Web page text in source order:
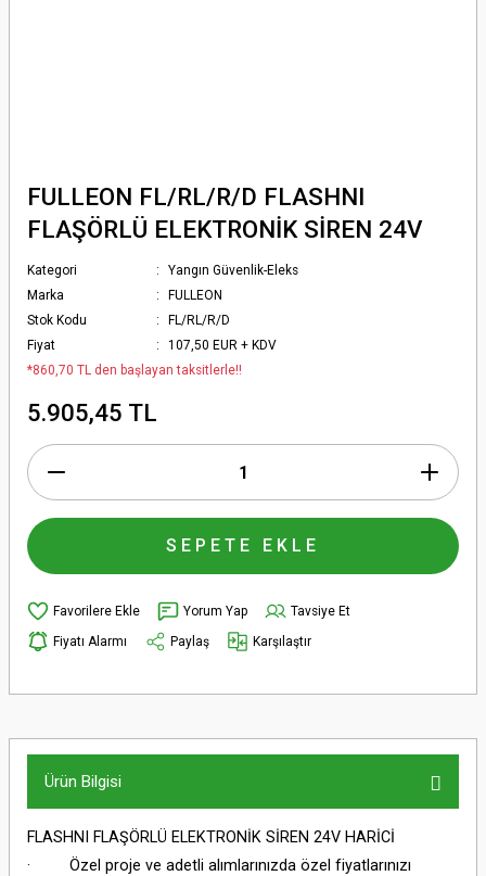
FULLEON FL/RL/R/D FLASHNI
FLAŞÖRLÜ ELEKTRONİK SİREN 24V
Kategori
Yangın Güvenlik-Eleks
Marka
FULLEON
Stok Kodu
FL/RL/R/D
Fiyat
107,50 EUR + KDV
*860,70 TL den başlayan taksitlerle!!
5.905,45 TL
SEPETE EKLE
Yorum Yap
Tavsiye Et
Fiyatı Alarmı
Paylaş Karşılaştır
Ürün Bilgisi
FLASHNI FLAŞÖRLÜ ELEKTRONİK SİREN 24V HARİCİ
· Özel proje ve adetli alımlarınızda özel fiyatlarınızı